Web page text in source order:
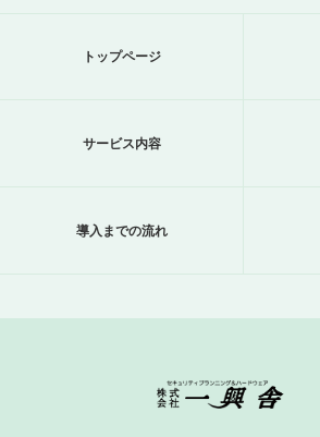
トップページ
サービス内容
導入までの流れ